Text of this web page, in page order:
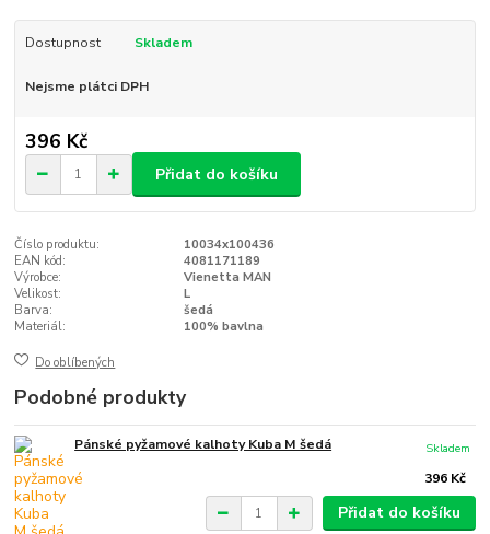
Dostupnost Skladem
Nejsme plátci DPH
396 Kč
Přidat do košíku
Číslo produktu:
10034x100436
EAN kód:
4081171189
Výrobce:
Vienetta MAN
Velikost:
L
Barva:
šedá
Materiál:
100% bavlna
Do oblíbených
Podobné produkty
Pánské pyžamové kalhoty Kuba M šedá
396 Kč
Skladem
Přidat do košíku